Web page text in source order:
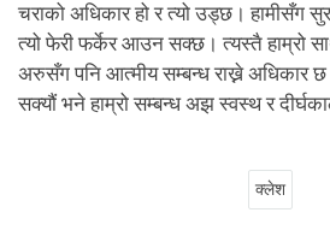
चराको अधिकार हो र त्यो उड्छ। हामीसँग
त्यो फेरी फर्केर आउन सक्छ। त्यस्तै हाम्रो
अरुसँग पनि आत्मीय सम्बन्ध राख्ने अधिकार
सक्यौं भने हाम्रो सम्बन्ध अझ स्वस्थ र
क्लेश